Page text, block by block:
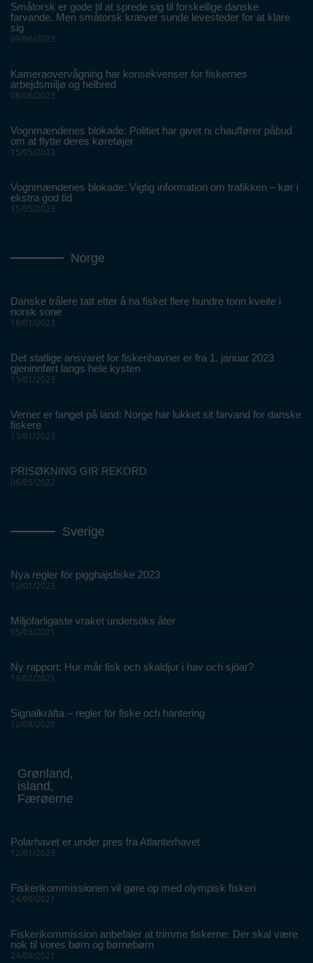
Småtorsk er gode til at sprede sig til forskellige danske
farvande. Men småtorsk kræver sunde levesteder for at klare
sig
09/06/2023
Kameraovervågning har konsekvenser for fiskernes
arbejdsmiljø og helbred
08/06/2023
Vognmændenes blokade: Politiet har givet ni chauffører påbud
om at flytte deres køretøjer
15/05/2023
Vognmændenes blokade: Vigtig information om trafikken – kør i
ekstra god tid
15/05/2023
Norge
Danske trålere tatt etter å ha fisket flere hundre tonn kveite i
norsk sone
18/01/2023
Det statlige ansvaret for fiskerihavner er fra 1. januar 2023
gjeninnført langs hele kysten
13/01/2023
Verner er fanget på land: Norge har lukket sit farvand for danske
fiskere
13/01/2023
PRISØKNING GIR REKORD
06/05/2022
Sverige
Nya regler för pigghajsfiske 2023
13/01/2023
Miljöfarligaste vraket undersöks åter
05/03/2021
Ny rapport: Hur mår fisk och skaldjur i hav och sjöar?
19/02/2021
Signalkräfta – regler för fiske och hantering
12/08/2020
Grønland,
island,
Færøerne
Polarhavet er under pres fra Atlanterhavet
12/01/2023
Fiskerikommissionen vil gøre op med olympisk fiskeri
24/09/2021
Fiskerikommission anbefaler at trimme fiskerne: Der skal være
nok til vores børn og børnebørn
24/09/2021